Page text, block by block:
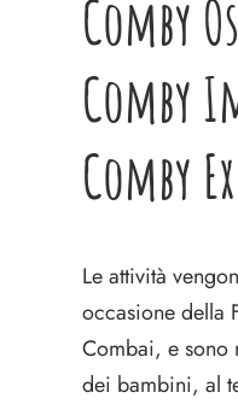
Comby
Comby
Comby
Le attività
occasione della
Combai, e sono
dei bambini, al